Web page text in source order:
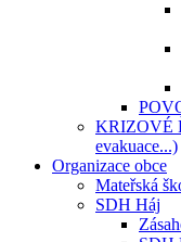
KRIZOVÉ
evakuace...)
Organizace obce
Mateřská
SDH Háj